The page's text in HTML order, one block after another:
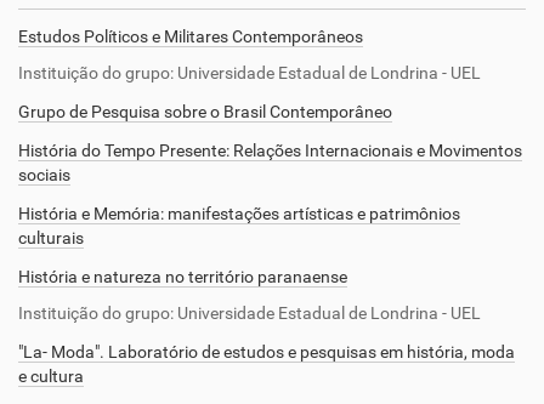
Estudos Políticos e Militares Contemporâneos
Instituição do grupo: Universidade Estadual de Londrina - UEL
Grupo de Pesquisa sobre o Brasil Contemporâneo
História do Tempo Presente: Relações Internacionais e Movimentos
sociais
História e Memória: manifestações artísticas e patrimônios
culturais
História e natureza no território paranaense
Instituição do grupo: Universidade Estadual de Londrina - UEL
"La- Moda". Laboratório de estudos e pesquisas em história, moda
e cultura